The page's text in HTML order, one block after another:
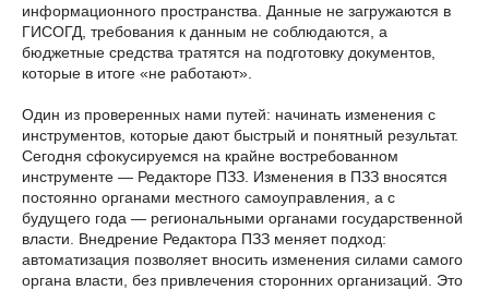
информационного пространства. Данные не загружаются в
ГИСОГД, требования к данным не соблюдаются, а
бюджетные средства тратятся на подготовку документов,
которые в итоге «не работают».
Один из проверенных нами путей: начинать изменения с
инструментов, которые дают быстрый и понятный результат.
Сегодня сфокусируемся на крайне востребованном
инструменте — Редакторе ПЗЗ. Изменения в ПЗЗ вносятся
постоянно органами местного самоуправления, а с
будущего года — региональными органами государственной
власти. Внедрение Редактора ПЗЗ меняет подход:
автоматизация позволяет вносить изменения силами самого
органа власти, без привлечения сторонних организаций. Это